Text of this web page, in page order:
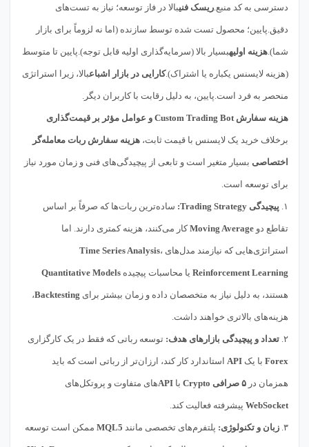
دسترسی به کد منبع.ریسک فنیبالا در فاز توسعه؛ نیاز به تست‌های
دقیق.پایین؛ محصول تست شده توسط سازنده (اما نه لزوماً برای بازار
شما).هزینه اولیهبسیار بالا (سرمایه‌گذاری اولیه قابل توجه).پایین تا متوسط
(هزینه لایسنس یکباره یا اشتراک).کارایی در بازار اشباعبالا، زیرا استراتژی
منحصر به فرد است.پایین، به دلیل رقابت با کاربران دیگر.
هزینه سفارش Custom Trading Bot و عوامل مؤثر بر قیمت‌گذاری
برخلاف خرید یک لایسنس با قیمت ثابت، هزینه سفارش ربات معامله‌گر
اختصاصی بسیار متغیر است و تابعی از پیچیدگی‌های فنی و زمان مورد نیاز
برای توسعه است.
۱. پیچیدگی Trading Strategy: ساده‌ترین ربات‌ها که صرفاً بر اساس
تقاطع دو Moving Averageکار می‌کنند، هزینه کمتری دارند. اما
استراتژی‌هایی که نیازمند مدل‌های Time Series Analysis،
Reinforcement Learning یا محاسبات پیچیده Quantitative Models
هستند، به دلیل نیاز به متخصصان داده و زمان بیشتر برای Backtesting،
هزینه‌های بالاتری خواهند داشت.
۲. تعداد و پیچیدگی بازارهای هدف: توسعه رباتی که فقط در یک کارگزاری
Forex با یک API استاندارد کار کند، ارزان‌تر از رباتی است که باید
همزمان در ۵ صرافی Crypto با APIهای متفاوت و پروتکل‌های
WebSocket پیشرفته فعالیت کند.
۳. زبان و تکنولوژی: پلتفرم‌های تخصصی مانند MQL5 ممکن است توسعه